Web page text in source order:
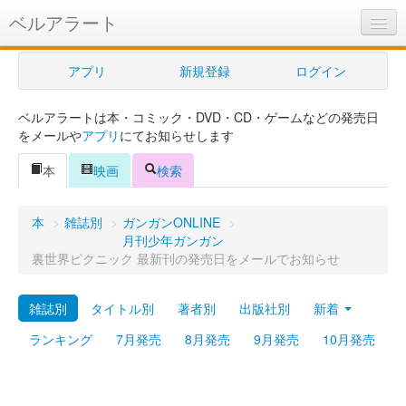
ベルアラート
ベルアラートとは
ヘルプ
新規登録
ログイン
プレミアム
アプリ 新規登録 ログイン
ベルアラートは本・コミック・DVD・CD・ゲームなどの発売日
をメールやアプリ にてお知らせします
本
映画 検索
本 > 雑誌別 > ガンガンONLINE
月刊少年ガンガン
>
裏世界ピクニック 最新刊の発売日をメールでお知らせ
雑誌別 タイトル別 著者別 出版社別
新着
ランキング
7月発売 8月発売 9月発売 10月発売